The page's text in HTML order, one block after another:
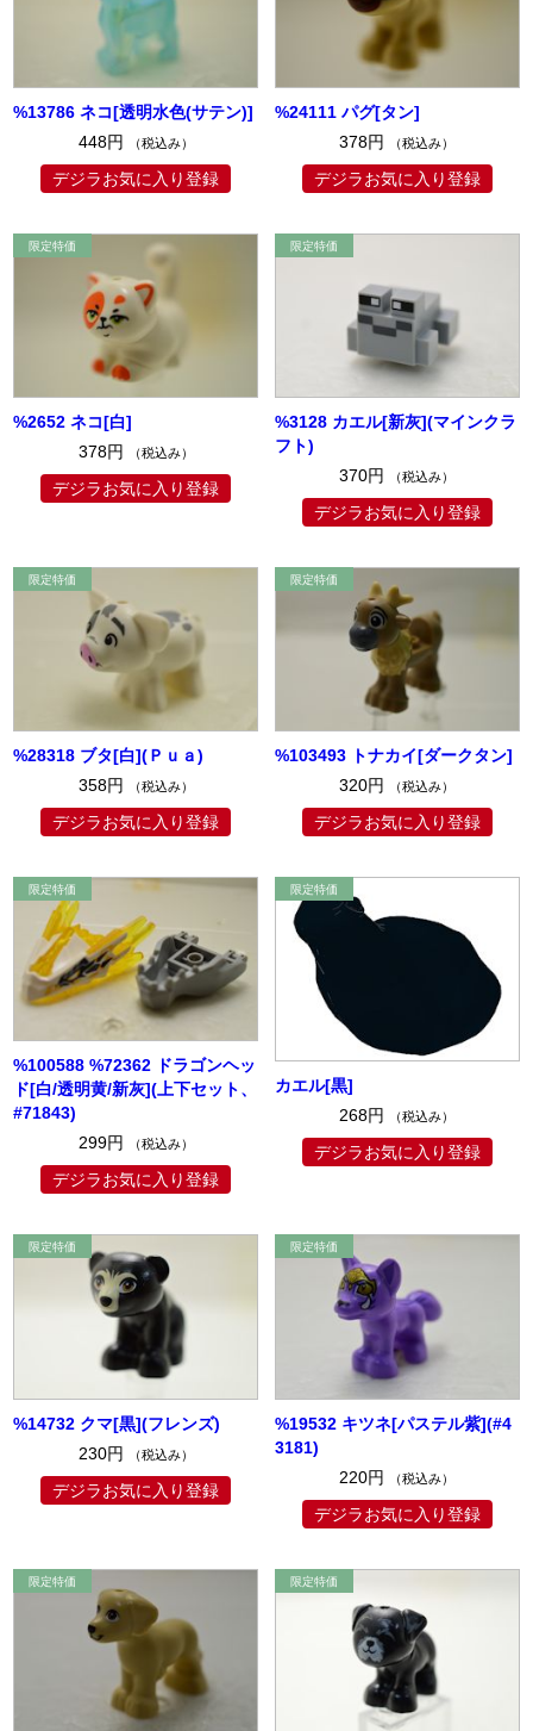
%13786 ネコ[透明水色(サテン)]
448円
（税込み）
デジラお気に入り登録
%24111 パグ[タン]
378円
（税込み）
デジラお気に入り登録
%2652 ネコ[白]
378円
（税込み）
デジラお気に入り登録
%3128 カエル[新灰](マインクラ
フト)
370円
（税込み）
デジラお気に入り登録
%28318 ブタ[白](Ｐｕａ)
358円
（税込み）
デジラお気に入り登録
%103493 トナカイ[ダークタン]
320円
（税込み）
デジラお気に入り登録
%100588 %72362 ドラゴンヘッ
ド[白/透明黄/新灰](上下セット、
#71843)
299円
（税込み）
デジラお気に入り登録
カエル[黒]
268円
（税込み）
デジラお気に入り登録
%14732 クマ[黒](フレンズ)
230円
（税込み）
デジラお気に入り登録
%19532 キツネ[パステル紫](#4
3181)
220円
（税込み）
デジラお気に入り登録